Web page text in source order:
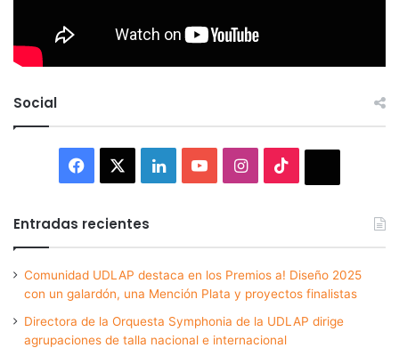
Social
Facebook LinkedInYouTubeInstagram
Entradas recientes
Comunidad UDLAP destaca en los Premios a! Diseño 2025
con un galardón, una Mención Plata y proyectos finalistas
Directora de la Orquesta Symphonia de la UDLAP dirige
agrupaciones de talla nacional e internacional